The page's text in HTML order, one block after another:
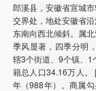
郎溪县，安徽省宣城
交界处，地处安徽省
东南向西北倾斜。属
季风显著，四季分明
辖3个街道、9个镇、
籍总人口34.16万人。
年（988年）。商属